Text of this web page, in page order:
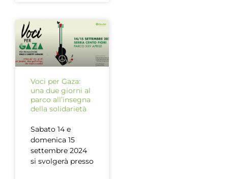
Voci per Gaza:
una due giorni al
parco all’insegna
della solidarietà
Sabato 14 e
domenica 15
settembre 2024
si svolgerà presso